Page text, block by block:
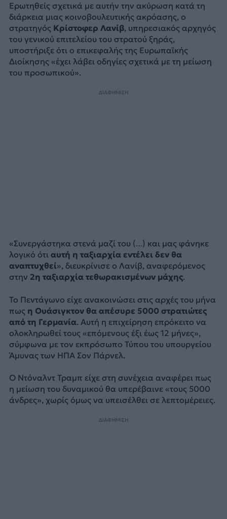
Ερωτηθείς σχετικά με αυτήν την ακύρωση κατά τη
διάρκεια μιας κοινοβουλευτικής ακρόασης, ο
στρατηγός Κρίστοφερ Λανίβ, υπηρεσιακός αρχηγός
του γενικού επιτελείου του στρατού ξηράς,
υποστήριξε ότι ο επικεφαλής της Ευρωπαϊκής
Διοίκησης «έχει λάβει οδηγίες σχετικά με τη μείωση
του προσωπικού».
ΔΙΑΦΗΜΙΣΗ
«Συνεργάστηκα στενά μαζί του (…) και μας φάνηκε
λογικό ότι αυτή η ταξιαρχία εντέλει δεν θα
αναπτυχθεί», διευκρίνισε ο Λανίβ, αναφερόμενος
στην 2η ταξιαρχία τεθωρακισμένων μάχης.
Το Πεντάγωνο είχε ανακοινώσει στις αρχές του μήνα
πως η Ουάσιγκτον θα απέσυρε 5000 στρατιώτες
από τη Γερμανία. Αυτή η επιχείρηση επρόκειτο να
ολοκληρωθεί τους «επόμενους έξι έως 12 μήνες»,
σύμφωνα με τον εκπρόσωπο Τύπου του υπουργείου
Άμυνας των ΗΠΑ Σον Πάρνελ.
Ο Ντόναλντ Τραμπ είχε στη συνέχεια αναφέρει πως
η μείωση του δυναμικού θα υπερέβαινε «τους 5000
άνδρες», χωρίς όμως να υπεισέλθει σε λεπτομέρειες.
ΔΙΑΦΗΜΙΣΗ